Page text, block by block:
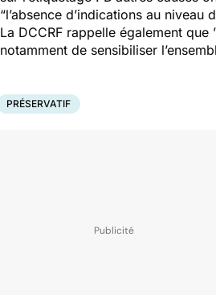
“l’absence d’indications au niveau
La DCCRF rappelle également que
notamment de sensibiliser
PRÉSERVATIF